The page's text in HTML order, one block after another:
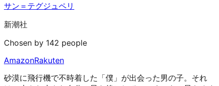
サン＝テグジュペリ
新潮社
Chosen by 142 people
AmazonRakuten
砂漠に飛行機で不時着した「僕」が出会った男の子。それ